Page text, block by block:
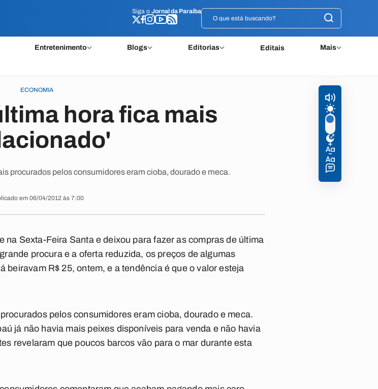
Siga o Jornal da Paraíba
Entretenimento Blogs Editorias Editais Mais
Siga o Jornal da Paraíba
ECONOMIA
hora fica mais
procurados pelos consumidores eram cioba, dourado e meca.
em 06/04/2012 às 7:00
na Sexta-Feira Santa e deixou para fazer as compras de última
procura e a oferta reduzida, os preços de algumas
beiravam R$ 25, ontem, e a tendência é que o valor esteja
pelos consumidores eram cioba, dourado e meca.
já não havia mais peixes disponíveis para venda e não havia
revelaram que poucos barcos vão para o mar durante esta